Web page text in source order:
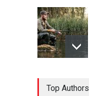
Top Authors